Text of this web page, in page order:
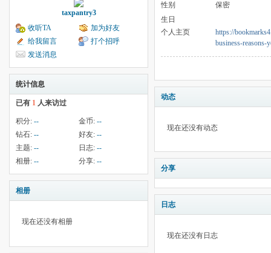
taxpantry3
收听TA
加为好友
给我留言
打个招呼
发送消息
统计信息
已有 1 人来访过
积分: -- 金币: --
钻石: -- 好友: --
主题: -- 日志: --
相册: -- 分享: --
相册
现在还没有相册
性别
保密
生日
个人主页
https://
business-reasons-
动态
现在还没有动态
分享
日志
现在还没有日志